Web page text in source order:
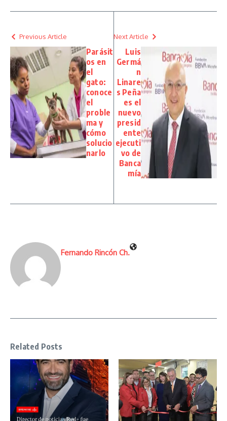
Previous Article
Parásit
os en
el
gato:
conoce
el
proble
ma y
cómo
solucio
narlo
Next Article
Luis
Germá
n
Linare
s Peña
es el
nuevo
presid
ente
ejecuti
vo de
Banca
mía
Fernando Rincón Ch.
Related Posts